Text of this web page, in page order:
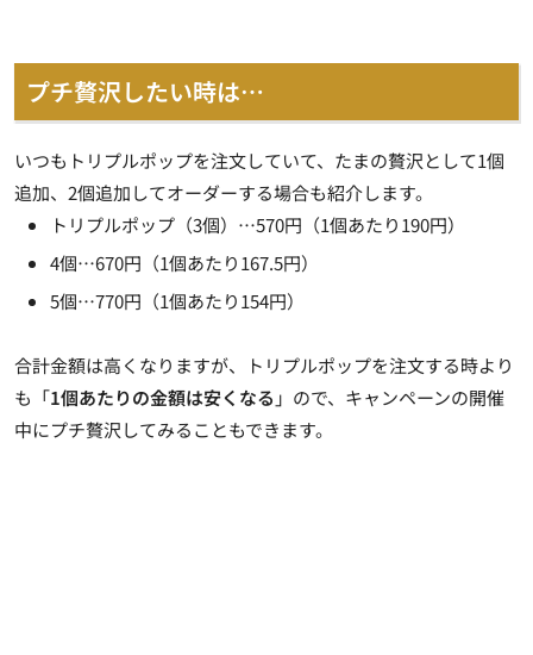
プチ贅沢したい時は…
いつもトリプルポップを注文していて、たまの贅沢として1個
追加、2個追加してオーダーする場合も紹介します。
トリプルポップ（3個）…570円（1個あたり190円）
4個…670円（1個あたり167.5円）
5個…770円（1個あたり154円）
合計金額は高くなりますが、トリプルポップを注文する時より
も「1個あたりの金額は安くなる 」ので、キャンペーンの開催
中にプチ贅沢してみることもできます。